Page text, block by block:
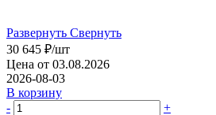
Развернуть Свернуть
30 645 ₽/шт
Цена от 03.08.2026
2026-08-03
В корзину
-
+